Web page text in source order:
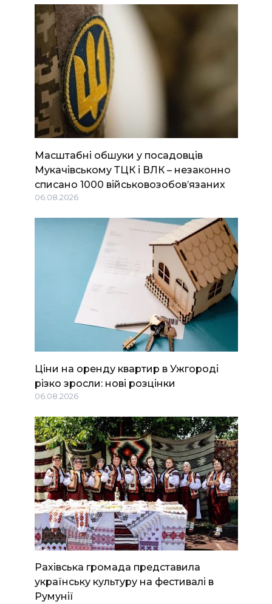
Масштабні обшуки у посадовців
Мукачівському ТЦК і ВЛК – незаконно
списано 1000 військовозобов’язаних
06.08.2026
Ціни на оренду квартир в Ужгороді
різко зросли: нові розцінки
06.08.2026
Рахівська громада представила
українську культуру на фестивалі в
Румунії